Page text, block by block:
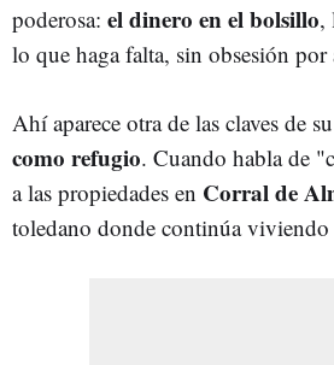
poderosa: el dinero en el bolsillo,
lo que haga falta, sin obsesión
Ahí aparece otra de las claves de
como refugio. Cuando habla de
a las propiedades en Corral de
toledano donde continúa viviendo